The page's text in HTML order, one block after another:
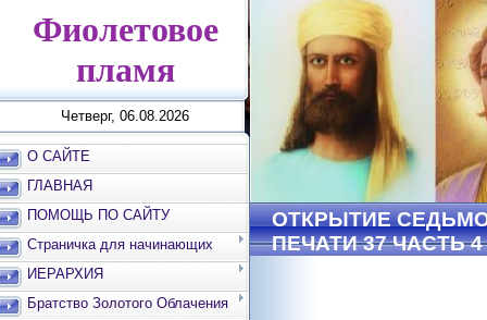
Фиолетовое
пламя
Четверг, 06.08.2026
О САЙТЕ
ГЛАВНАЯ
ПОМОЩЬ ПО САЙТУ
Страничка для начинающих
ИЕРАРХИЯ
Братство Золотого Облачения
ОТКРЫТИЕ
ПЕЧАТИ 37 ЧАСТЬ 4